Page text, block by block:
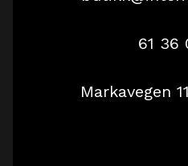
61 36
Markavegen